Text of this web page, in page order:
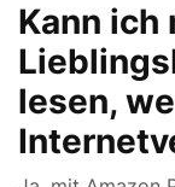
Kann ich
lesen,